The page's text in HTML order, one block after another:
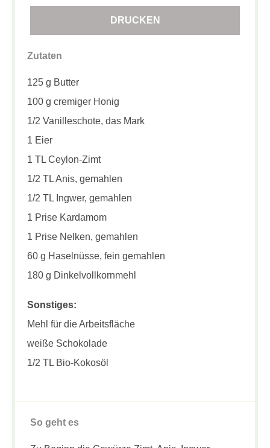
DRUCKEN
Zutaten
125 g Butter
100 g cremiger Honig
1/2 Vanilleschote, das Mark
1 Eier
1 TL Ceylon-Zimt
1/2 TL Anis, gemahlen
1/2 TL Ingwer, gemahlen
1 Prise Kardamom
1 Prise Nelken, gemahlen
60 g Haselnüsse, fein gemahlen
180 g Dinkelvollkornmehl
Sonstiges:
Mehl für die Arbeitsfläche
weiße Schokolade
1/2 TL Bio-Kokosöl
So geht es